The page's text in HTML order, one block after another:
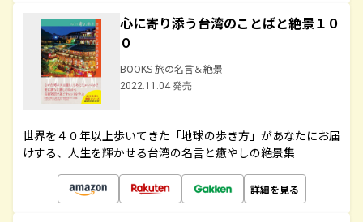
心に寄り添う台湾のことばと絶景１０
０
BOOKS 旅の名言＆絶景
2022.11.04 発売
世界を４０年以上歩いてきた「地球の歩き方」があなたにお届
けする、人生を輝かせる台湾の名言と癒やしの絶景集
詳細を見る